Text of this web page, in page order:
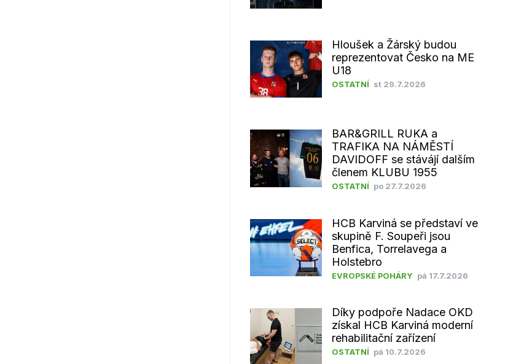
Hloušek a Žárský budou
reprezentovat Česko na ME
U18
OSTATNÍ st 29.7.2026
BAR&GRILL RUKA a
TRAFIKA NA NÁMĚSTÍ
DAVIDOFF se stávájí dalším
členem KLUBU 1955
OSTATNÍ po 27.7.2026
HCB Karviná se představí ve
skupině F. Soupeři jsou
Benfica, Torrelavega a
Holstebro
EVROPSKÉ POHÁRY pá 17.7.2026
Díky podpoře Nadace OKD
získal HCB Karviná moderní
rehabilitační zařízení
OSTATNÍ pá 10.7.2026